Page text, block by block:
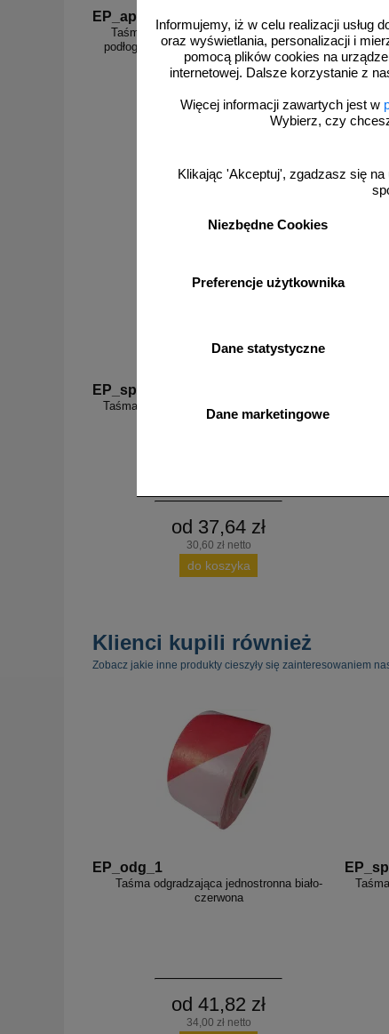
Informujemy, iż w celu realizacji usług
oraz wyświetlania, personalizacji i
pomocą plików cookies na
internetowej. Dalsze korzystanie z
Więcej informacji zawartych jest w
Wybierz, czy
Klikając 'Akceptuj', zgadzasz się
Niezbędne Cookies
Preferencje użytkownika
Dane statystyczne
Dane marketingowe
EP_ap3
Taśma antypoślizgowa samoprzylepna na
podłogę 2,5/5/10/15 cm x 18m - żółto-czarna
49,00 zł netto
EP_ap2
EP_sp6
Taśma samoprzylepna na podłogę 5/10 cm x
33m - żółto-czarna
od 37,64 zł
30,60 zł netto
do koszyka
Klienci kupili również
Zobacz jakie inne produkty cieszyły się zainteresowaniem
EP_odg_1
Taśma odgradzająca jednostronna biało-
czerwona
od 41,82 zł
34,00 zł netto